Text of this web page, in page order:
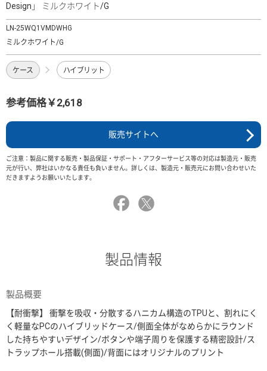
Design」 ミルクホワイト/G
LN-25WQ1VMDWHG
ミルクホワイト/G
ケース ハイブリット
参考価格￥2,618
販売サイトへ
ご注意：製品に関する販売・製品保証・サポート・アフターサービス等の対応は製造元・販売
元が行い、弊社はいかなる責任も負いません。詳しくは、製造元・販売元にお問い合わせいた
だきますようお願いいたします。
製品情報
製品概要
【耐衝撃】 衝撃を吸収・分散するハニカム構造のTPUと、割れにく
く軽量なPCのハイブリッドケース/側面全体がなめらかにラウンド
した持ちやすいデザイン/ボタンや端子周りを保護する精密設計/ス
トラップホール搭載(側面)/背面にはオリジナルのプリント